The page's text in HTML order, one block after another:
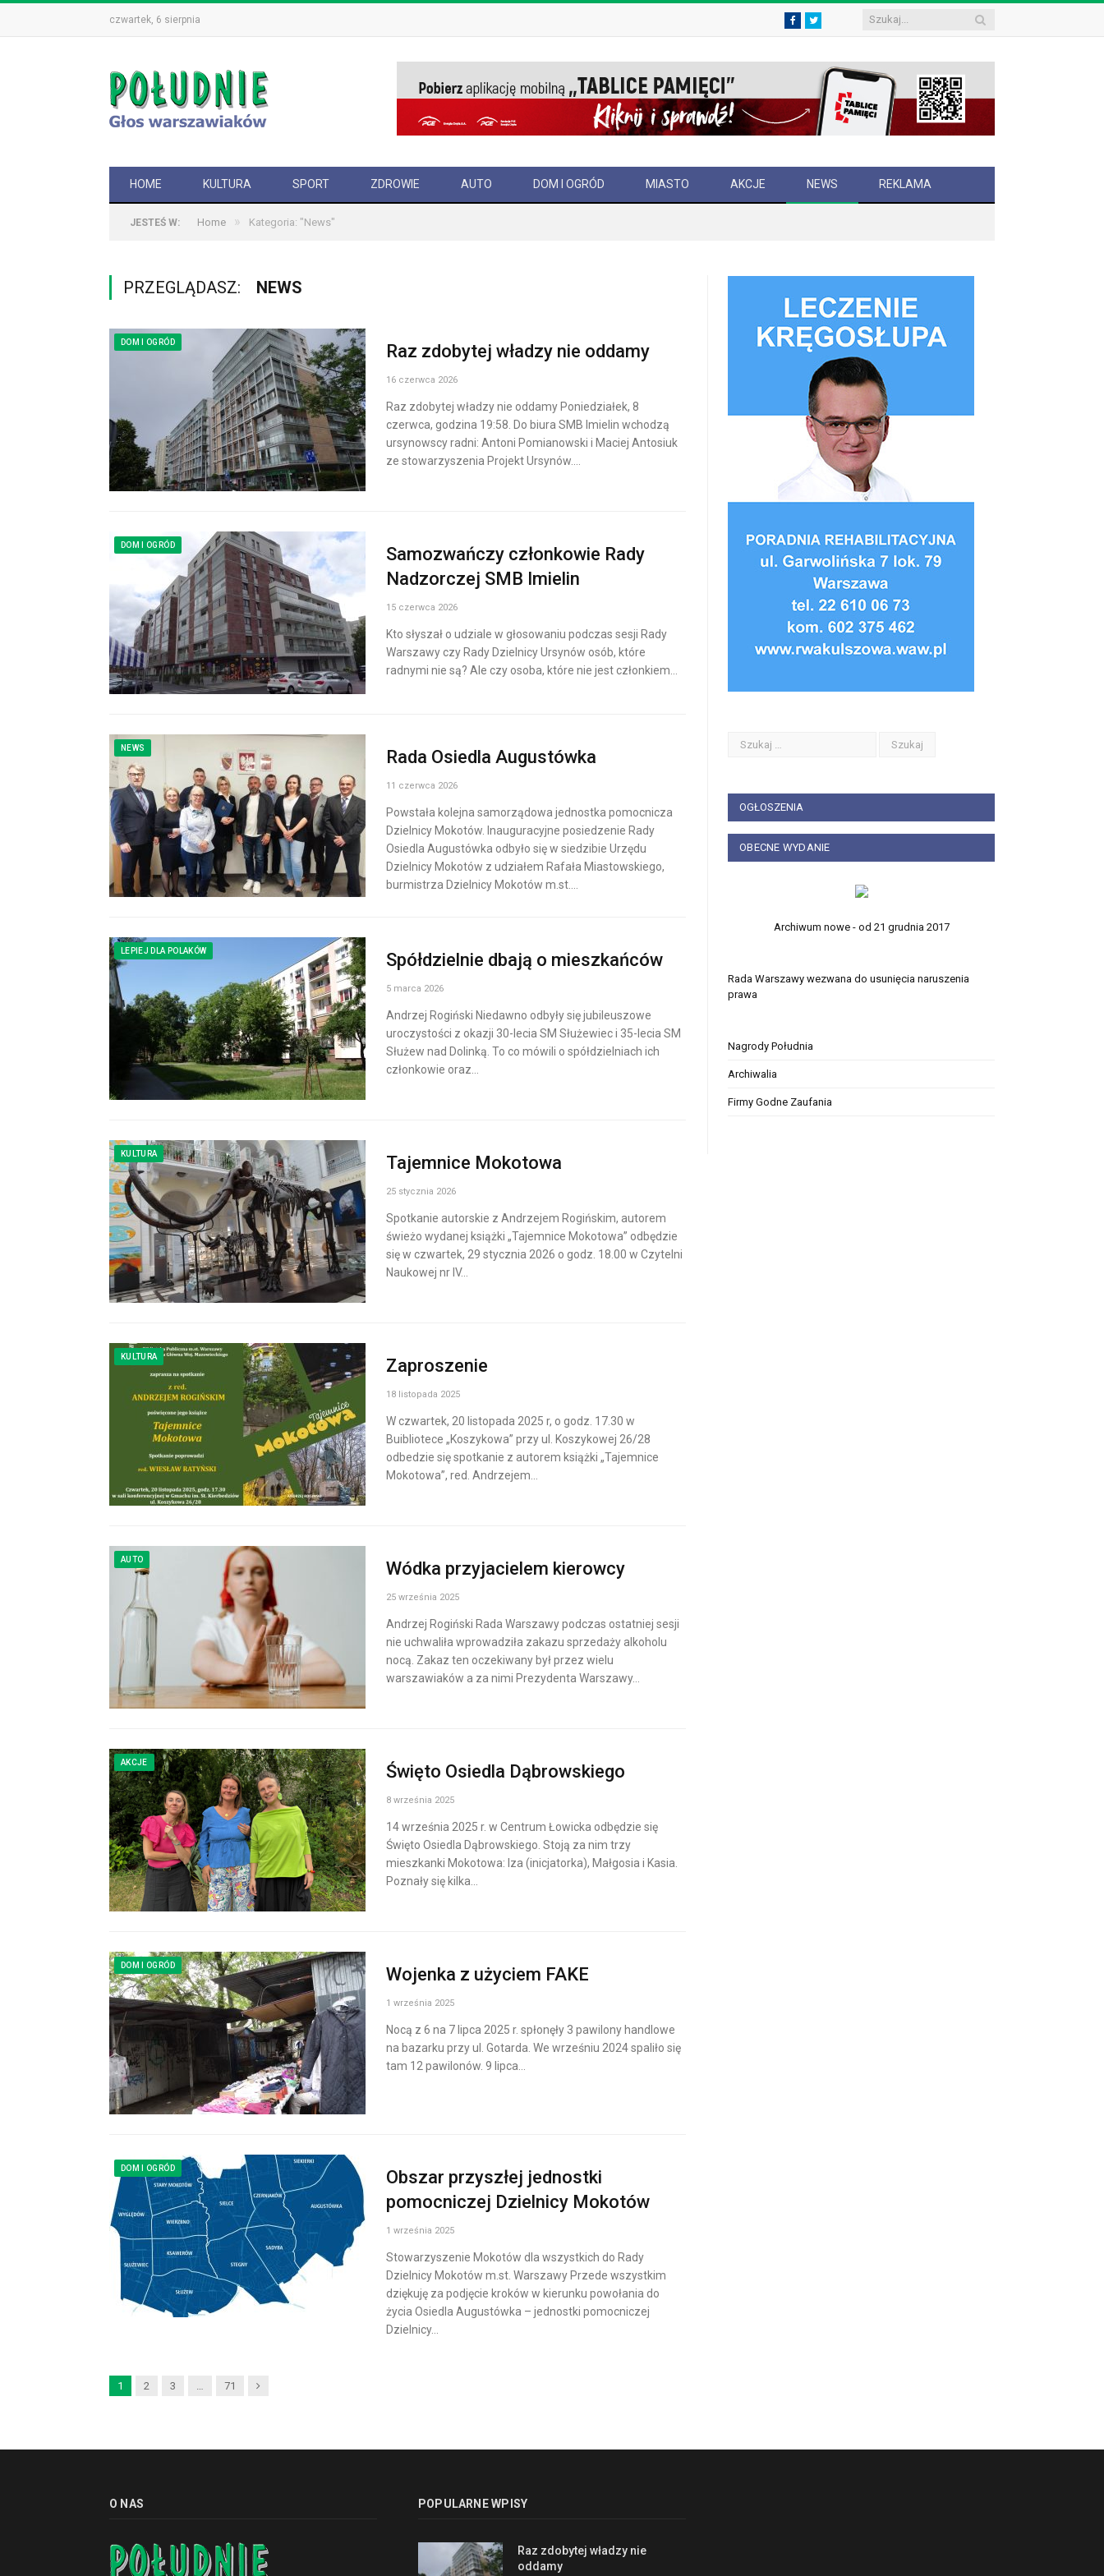
czwartek, 6 sierpnia FacebookTwitter
HOME KULTURA SPORT ZDROWIE AUTO DOM I OGRÓD MIASTO AKCJE NEWS REKLAMA
JESTEŚ W: Home » Kategoria: "News"
PRZEGLĄDASZ: NEWS
DOM I OGRÓD Raz zdobytej władzy nie oddamy
16 czerwca 2026
Raz zdobytej władzy nie oddamy Poniedziałek, 8
czerwca, godzina 19:58. Do biura SMB Imielin wchodzą
ursynowscy radni: Antoni Pomianowski i Maciej Antosiuk
ze stowarzyszenia Projekt Ursynów.…
DOM I OGRÓD
Samozwańczy członkowie Rady
Nadzorczej SMB Imielin
15 czerwca 2026
Kto słyszał o udziale w głosowaniu podczas sesji Rady
Warszawy czy Rady Dzielnicy Ursynów osób, które
radnymi nie są? Ale czy osoba, które nie jest członkiem…
NEWS Rada Osiedla Augustówka
11 czerwca 2026
Powstała kolejna samorządowa jednostka pomocnicza
Dzielnicy Mokotów. Inauguracyjne posiedzenie Rady
Osiedla Augustówka odbyło się w siedzibie Urzędu
Dzielnicy Mokotów z udziałem Rafała Miastowskiego,
burmistrza Dzielnicy Mokotów m.st.…
LEPIEJ DLA POLAKÓW Spółdzielnie dbają o mieszkańców
5 marca 2026
Andrzej Rogiński Niedawno odbyły się jubileuszowe
uroczystości z okazji 30-lecia SM Służewiec i 35-lecia SM
Służew nad Dolinką. To co mówili o spółdzielniach ich
członkowie oraz…
KULTURA Tajemnice Mokotowa
25 stycznia 2026
Spotkanie autorskie z Andrzejem Rogińskim, autorem
świeżo wydanej książki „Tajemnice Mokotowa” odbędzie
się w czwartek, 29 stycznia 2026 o godz. 18.00 w Czytelni
Naukowej nr IV…
KULTURA Zaproszenie
18 listopada 2025
W czwartek, 20 listopada 2025 r, o godz. 17.30 w
Buibliotece „Koszykowa” przy ul. Koszykowej 26/28
odbedzie się spotkanie z autorem książki „Tajemnice
Mokotowa”, red. Andrzejem…
AUTO Wódka przyjacielem kierowcy
25 września 2025
Andrzej Rogiński Rada Warszawy podczas ostatniej sesji
nie uchwaliła wprowadziła zakazu sprzedaży alkoholu
nocą. Zakaz ten oczekiwany był przez wielu
warszawiaków a za nimi Prezydenta Warszawy…
AKCJE Święto Osiedla Dąbrowskiego
8 września 2025
14 września 2025 r. w Centrum Łowicka odbędzie się
Święto Osiedla Dąbrowskiego. Stoją za nim trzy
mieszkanki Mokotowa: Iza (inicjatorka), Małgosia i Kasia.
Poznały się kilka…
DOM I OGRÓD Wojenka z użyciem FAKE
1 września 2025
Nocą z 6 na 7 lipca 2025 r. spłonęły 3 pawilony handlowe
na bazarku przy ul. Gotarda. We wrześniu 2024 spaliło się
tam 12 pawilonów. 9 lipca…
DOM I OGRÓD
Obszar przyszłej jednostki
pomocniczej Dzielnicy Mokotów
1 września 2025
Stowarzyszenie Mokotów dla wszystkich do Rady
Dzielnicy Mokotów m.st. Warszawy Przede wszystkim
dziękuję za podjęcie kroków w kierunku powołania do
życia Osiedla Augustówka – jednostki pomocniczej
Dzielnicy…
1 2 3 … 71 Next
OGŁOSZENIA
OBECNE WYDANIE
Archiwum nowe - od 21 grudnia 2017
Rada Warszawy wezwana do usunięcia naruszenia
prawa
Nagrody Południa
Archiwalia
Firmy Godne Zaufania
O NAS POPULARNE WPISY
Raz zdobytej władzy nie
oddamy